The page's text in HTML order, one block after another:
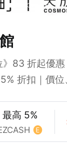
83 折起優
折扣｜價位
最高 5%